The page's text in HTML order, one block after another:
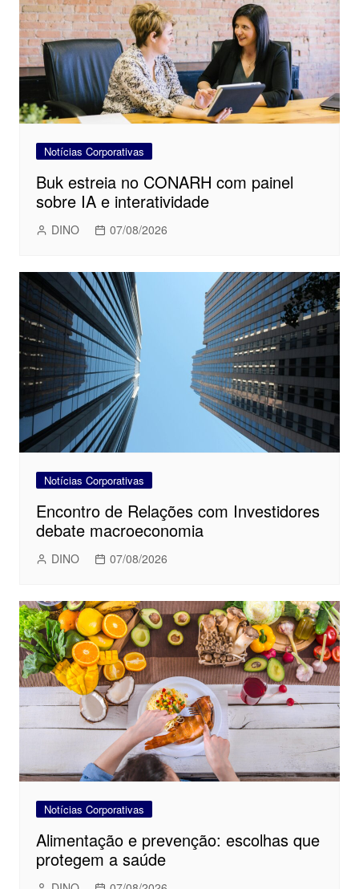
Notícias Corporativas
Buk estreia no CONARH com painel
sobre IA e interatividade
DINO 07/08/2026
Notícias Corporativas
Encontro de Relações com Investidores
debate macroeconomia
DINO 07/08/2026
Notícias Corporativas
Alimentação e prevenção: escolhas que
protegem a saúde